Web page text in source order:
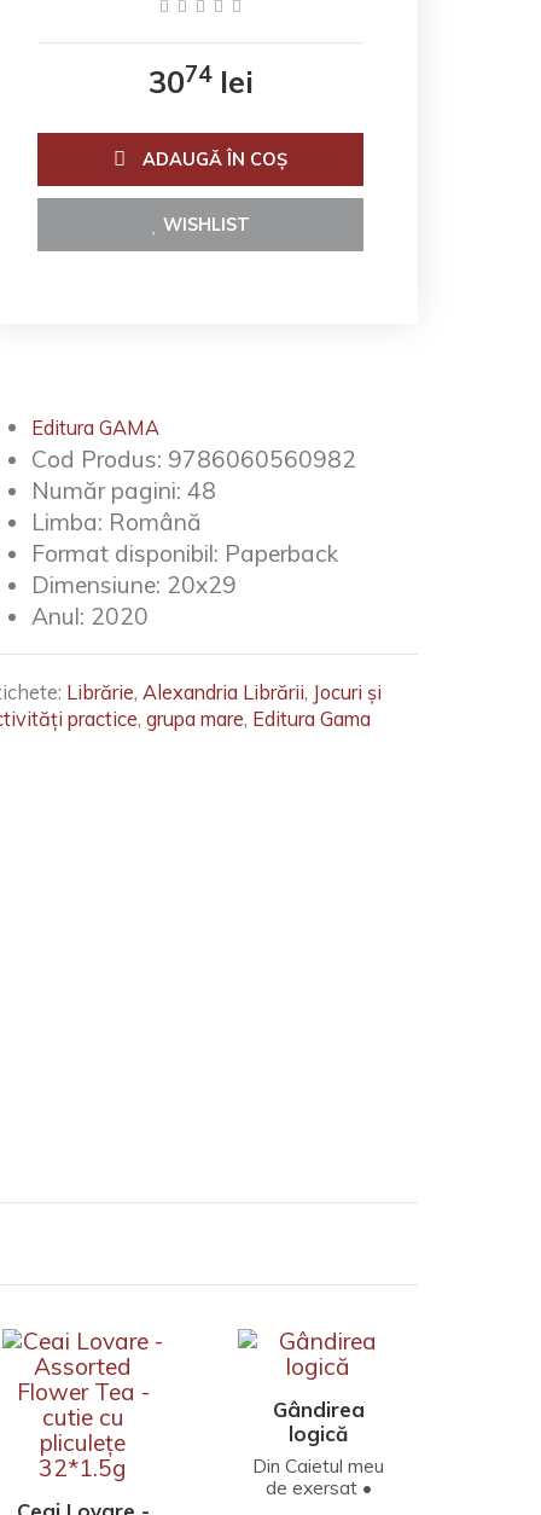
3074lei
ADAUGĂ ÎN COŞ
WISHLIST
Editura GAMA
Cod Produs: 9786060560982
Număr pagini: 48
Limba: Română
Format disponibil: Paperback
Dimensiune: 20x29
Anul: 2020
Librărie, Alexandria Librării, Jocuri și
practice, grupa mare, Editura Gama
Gândirea
logică
Din Caietul meu
de exersat •